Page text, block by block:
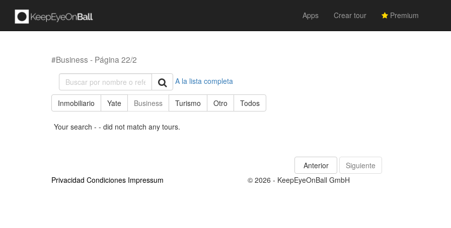
Apps Crear tour Premium
#Business - Página 22/2
A la lista completa
Inmobiliario Yate Business Turismo Otro Todos
Your search - - did not match any tours.
Anterior
Siguiente
Privacidad Condiciones Impressum © 2026 - KeepEyeOnBall GmbH